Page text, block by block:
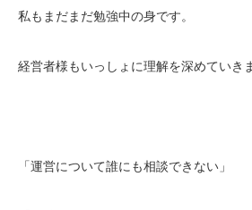
私もまだまだ勉強中の身です。
経営者様もいっしょに理解を深めていき
「運営について誰にも相談できない」